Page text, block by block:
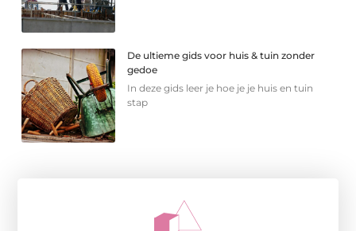
De ultieme gids voor huis & tuin zonder
gedoe
In deze gids leer je hoe je je huis en tuin
stap